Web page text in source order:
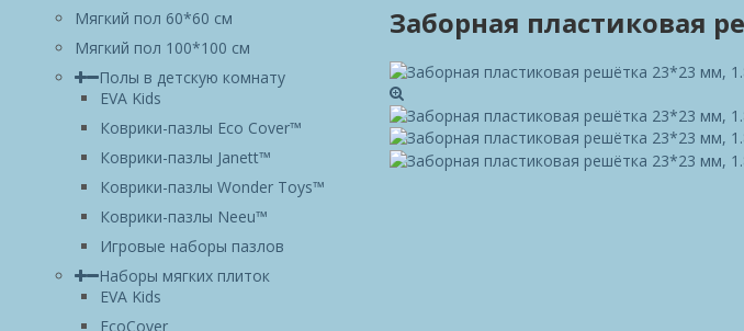
Заборная пластиковая
Мягкий пол 60*60 см
Мягкий пол 100*100 см
Полы в детскую комнату
EVA Kids
Коврики-пазлы Eco Cover™
Коврики-пазлы Janett™
Коврики-пазлы Wonder Toys™
Коврики-пазлы Neeu™
Игровые наборы пазлов
Наборы мягких плиток
EVA Kids
EcoCover